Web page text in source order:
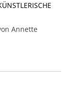
Annette